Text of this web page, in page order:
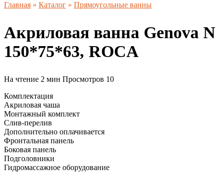
Главная » Каталог » Прямоугольные ванны
Акриловая ванна Genova N
150*75*63, ROCA
На чтение 2 мин Просмотров 10
Комплектация
Акриловая чаша
Монтажный комплект
Слив-перелив
Дополнительно оплачивается
Фронтальная панель
Боковая панель
Подголовники
Гидромассажное оборудование